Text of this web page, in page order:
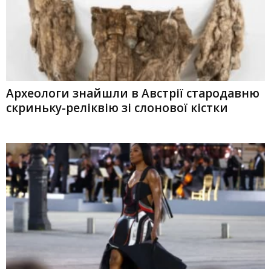
Археологи знайшли в Австрії стародавню
скриньку-реліквію зі слонової кістки